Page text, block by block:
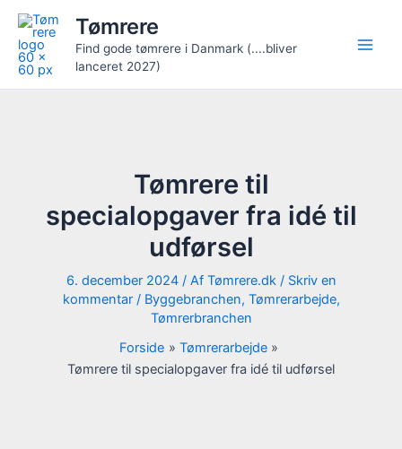
indholdet
Tømrere
Find gode tømrere i Danmark (....bliver
lanceret 2027)
Tømrere til
specialopgaver fra idé til
udførsel
6. december 2024 / Af Tømrere.dk / Skriv en
kommentar / Byggebranchen, Tømrerarbejde,
Tømrerbranchen
Forside
Tømrerarbejde
Tømrere til specialopgaver fra idé til udførsel